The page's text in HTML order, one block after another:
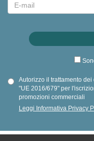
Autorizzo il trattamento
"UE 2016/679" per
promozioni commerciali
Leggi Informativa Privacy